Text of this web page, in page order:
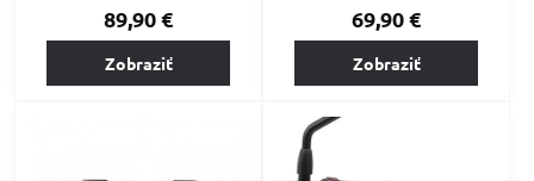
89,90 €
Zobraziť
69,90 €
Zobraziť